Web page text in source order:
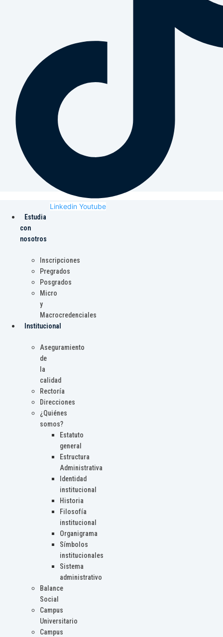
Linkedin Youtube
Estudia
con
nosotros
Inscripciones
Pregrados
Posgrados
Micro
y
Macrocredenciales
Institucional
Aseguramiento
de
la
calidad
Rectoría
Direcciones
¿Quiénes
somos?
Estatuto
general
Estructura
Administrativa
Identidad
institucional
Historia
Filosofía
institucional
Organigrama
Símbolos
institucionales
Sistema
administrativo
Balance
Social
Campus
Universitario
Campus